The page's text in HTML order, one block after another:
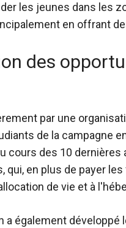
les jeunes dans les
en offrant
des
par une
de la campagne
cours des 10
qui, en plus de payer
de vie et à
a également